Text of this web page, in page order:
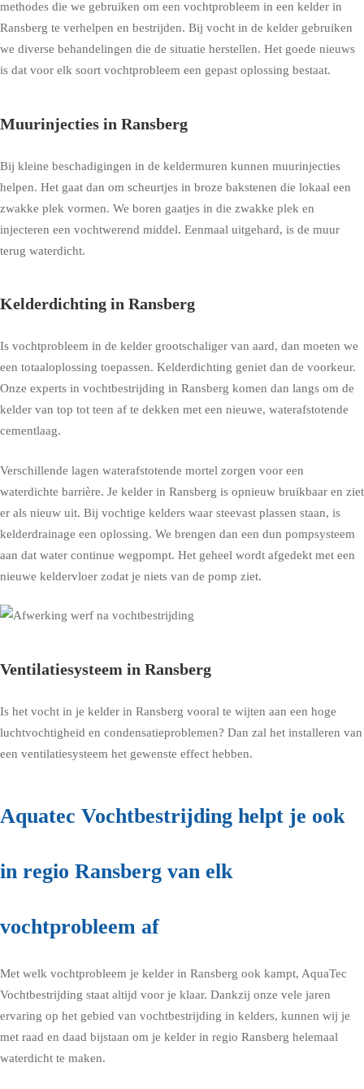
methodes die we gebruiken om een vochtprobleem in een kelder in
Ransberg te verhelpen en bestrijden. Bij vocht in de kelder gebruiken
we diverse behandelingen die de situatie herstellen. Het goede nieuws
is dat voor elk soort vochtprobleem een gepast oplossing bestaat.
Muurinjecties in Ransberg
Bij kleine beschadigingen in de keldermuren kunnen muurinjecties
helpen. Het gaat dan om scheurtjes in broze bakstenen die lokaal een
zwakke plek vormen. We boren gaatjes in die zwakke plek en
injecteren een vochtwerend middel. Eenmaal uitgehard, is de muur
terug waterdicht.
Kelderdichting in Ransberg
Is vochtprobleem in de kelder grootschaliger van aard, dan moeten we
een totaaloplossing toepassen. Kelderdichting geniet dan de voorkeur.
Onze experts in vochtbestrijding in Ransberg komen dan langs om de
kelder van top tot teen af te dekken met een nieuwe, waterafstotende
cementlaag.
Verschillende lagen waterafstotende mortel zorgen voor een
waterdichte barrière. Je kelder in Ransberg is opnieuw bruikbaar en ziet
er als nieuw uit. Bij vochtige kelders waar steevast plassen staan, is
kelderdrainage een oplossing. We brengen dan een dun pompsysteem
aan dat water continue wegpompt. Het geheel wordt afgedekt met een
nieuwe keldervloer zodat je niets van de pomp ziet.
Ventilatiesysteem in Ransberg
Is het vocht in je kelder in Ransberg vooral te wijten aan een hoge
luchtvochtigheid en condensatieproblemen? Dan zal het installeren van
een ventilatiesysteem het gewenste effect hebben.
Aquatec Vochtbestrijding helpt je ook
in regio Ransberg van elk
vochtprobleem af
Met welk vochtprobleem je kelder in Ransberg ook kampt, AquaTec
Vochtbestrijding staat altijd voor je klaar. Dankzij onze vele jaren
ervaring op het gebied van vochtbestrijding in kelders, kunnen wij je
met raad en daad bijstaan om je kelder in regio Ransberg helemaal
waterdicht te maken.